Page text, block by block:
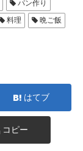
パン作り
料理
晩ご飯
はてブ
コピー